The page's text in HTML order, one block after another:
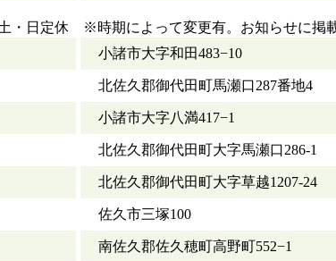
土・日定休 ※時期によって変更有。お知らせに掲
小諸市大字和田483−10
北佐久郡御代田町馬瀬口287番地4
小諸市大字八満417−1
北佐久郡御代田町大字馬瀬口286-1
北佐久郡御代田町大字草越1207-24
佐久市三塚100
南佐久郡佐久穂町高野町552−1